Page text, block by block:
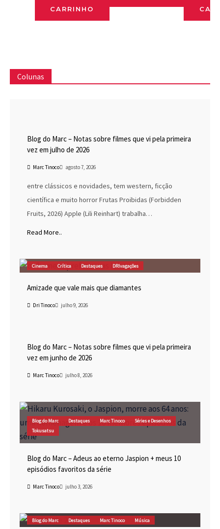
CARRINHO
Colunas
Blog do Marc – Notas sobre filmes que vi pela primeira
vez em julho de 2026
Marc Tinoco agosto 7, 2026
entre clássicos e novidades, tem western, ficção
científica e muito horror Frutas Proibidas (Forbidden
Fruits, 2026) Apple (Lili Reinhart) trabalha…
Read More..
Cinema Crítica Destaques DRIvagações
Amizade que vale mais que diamantes
Dri Tinoco julho 9, 2026
Blog do Marc – Notas sobre filmes que vi pela primeira
vez em junho de 2026
Marc Tinoco julho 8, 2026
Blog do Marc Destaques Marc Tinoco
Séries e Desenhos
Tokusatsu
Blog do Marc – Adeus ao eterno Jaspion + meus 10
episódios favoritos da série
Marc Tinoco julho 3, 2026
Blog do Marc Destaques Marc Tinoco Música